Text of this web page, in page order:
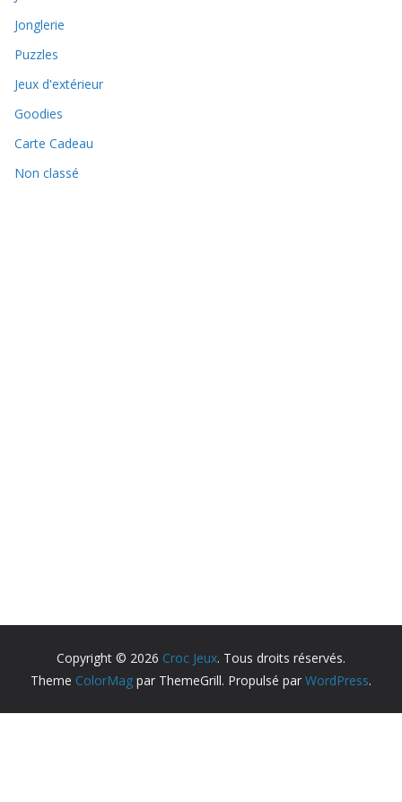
Jonglerie
Puzzles
Jeux d'extérieur
Goodies
Carte Cadeau
Non classé
Copyright © 2026 Croc Jeux. Tous droits réservés.
Theme ColorMag par ThemeGrill. Propulsé par WordPress.